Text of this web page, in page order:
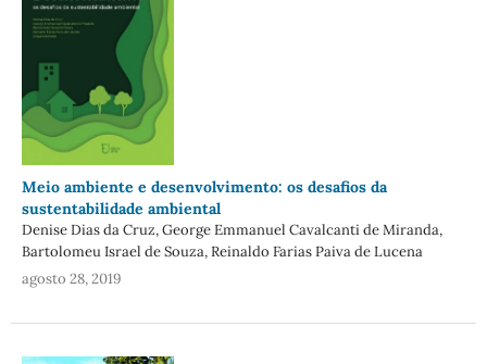
Meio ambiente e desenvolvimento: os desafios da
sustentabilidade ambiental
Denise Dias da Cruz, George Emmanuel Cavalcanti de Miranda,
Bartolomeu Israel de Souza, Reinaldo Farias Paiva de Lucena
agosto 28, 2019